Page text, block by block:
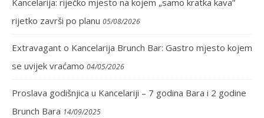
Kancelarija: riječko mjesto na kojem „samo kratka kava”
rijetko završi po planu 05/08/2026
Extravagant o Kancelarija Brunch Bar: Gastro mjesto kojem
se uvijek vraćamo 04/05/2026
Proslava godišnjica u Kancelariji – 7 godina Bara i 2 godine
Brunch Bara 14/09/2025